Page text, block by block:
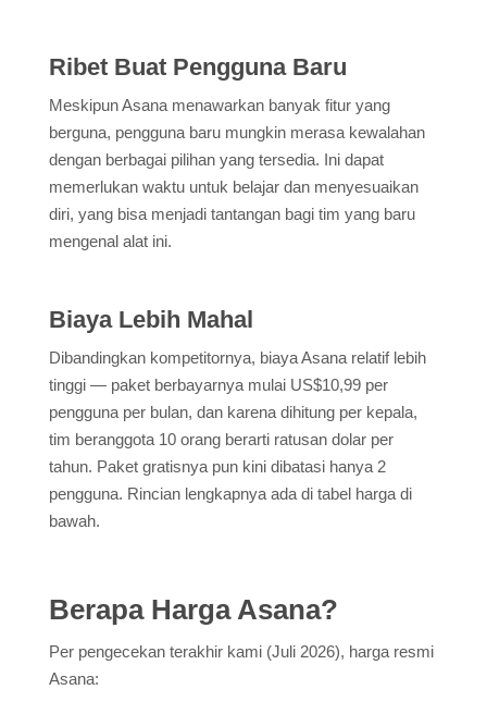
Ribet Buat Pengguna Baru
Meskipun Asana menawarkan banyak fitur yang
berguna, pengguna baru mungkin merasa kewalahan
dengan berbagai pilihan yang tersedia. Ini dapat
memerlukan waktu untuk belajar dan menyesuaikan
diri, yang bisa menjadi tantangan bagi tim yang baru
mengenal alat ini.
Biaya Lebih Mahal
Dibandingkan kompetitornya, biaya Asana relatif lebih
tinggi — paket berbayarnya mulai US$10,99 per
pengguna per bulan, dan karena dihitung per kepala,
tim beranggota 10 orang berarti ratusan dolar per
tahun. Paket gratisnya pun kini dibatasi hanya 2
pengguna. Rincian lengkapnya ada di tabel harga di
bawah.
Berapa Harga Asana?
Per pengecekan terakhir kami (Juli 2026), harga resmi
Asana: